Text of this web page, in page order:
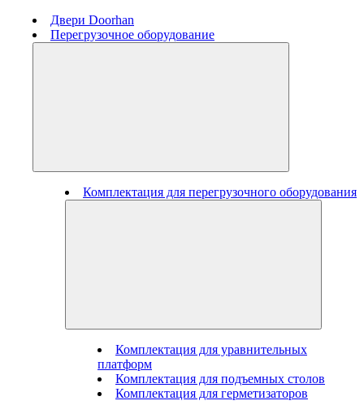
Двери Doorhan
Перегрузочное оборудование
Комплектация для перегрузочного оборудования
Комплектация для уравнительных
платформ
Комплектация для подъемных столов
Комплектация для герметизаторов